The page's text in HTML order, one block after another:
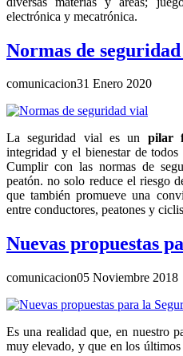
electrónica y mecatrónica.
Normas de
comunicacion31 Enero 2020
La seguridad vial es un pilar
integridad y el bienestar de
Cumplir con las normas de
peatón. no solo reduce el riesgo
que también promueve una
entre conductores, peatones y
Nuevas propuestas
comunicacion05 Noviembre 2018
Es una realidad que, en nuestro
muy elevado, y que en los